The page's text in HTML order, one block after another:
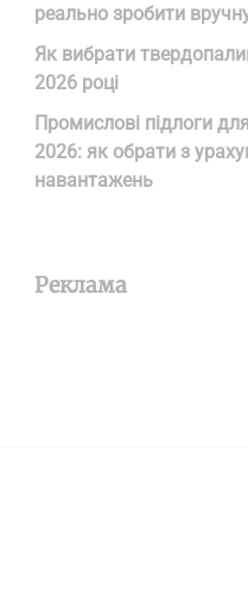
реально зробити
Як вибрати
2026 році
Промислові підлоги
2026: як обрати з
навантажень
Реклама